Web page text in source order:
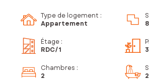
Type de logement :
Appartement
Étage :
RDC/1
3
Chambres :
2
2